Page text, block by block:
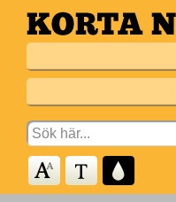
Hoppa
till
Search
for: